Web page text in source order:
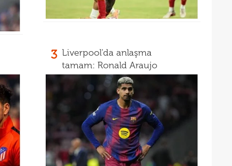
3 Liverpool'da anlaşma
tamam: Ronald Araujo